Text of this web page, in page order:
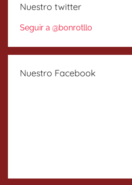
Nuestro twitter
Seguir a @bonrotllo
Nuestro Facebook